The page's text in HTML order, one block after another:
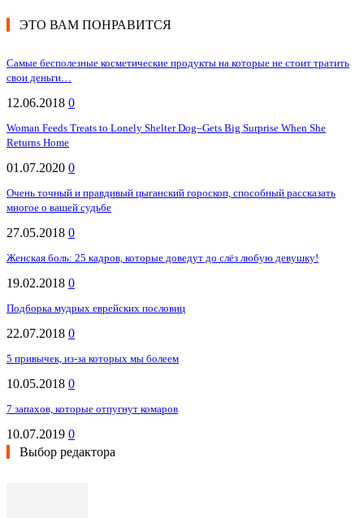
ЭТО ВАМ ПОНРАВИТСЯ
Самые бесполезные косметические продукты на которые не стоит тратить
свои деньги…
12.06.2018 0
Woman Feeds Treats to Lonely Shelter Dog–Gets Big Surprise When She
Returns Home
01.07.2020 0
Очень точный и правдивый цыганский гороскоп, способный рассказать
многое о вашей судьбе
27.05.2018 0
Женская боль: 25 кадров, которые доведут до слёз любую девушку!
19.02.2018 0
Подборка мудрых еврейских пословиц
22.07.2018 0
5 привычек, из-за которых мы болеем
10.05.2018 0
7 запахов, которые отпугнут комаров
10.07.2019 0
Выбор редактора